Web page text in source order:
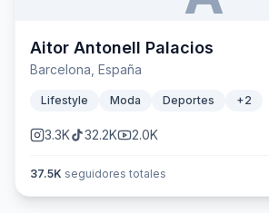
Aitor Antonell Palacios
Barcelona, España
Lifestyle Moda Deportes +2
3.3K 32.2K 2.0K
37.5K seguidores totales